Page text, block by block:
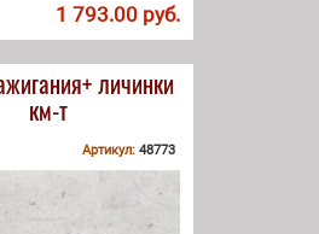
1 793.00 руб.
личинки
км-т
Артикул: 48773